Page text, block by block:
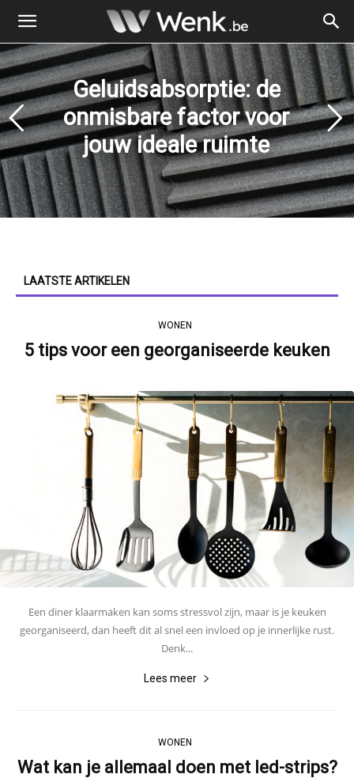
Geluidsabsorptie: de
onmisbare factor voor
jouw ideale ruimte
LAATSTE ARTIKELEN
WONEN
5 tips voor een georganiseerde keuken
Een diner klaarmaken kan soms stressvol zijn, maar is je keuken
georganiseerd, dan heeft dit al snel een invloed op je innerlijke rust.
Denk...
Lees meer
WONEN
Wat kan je allemaal doen met led-strips?